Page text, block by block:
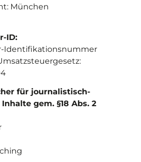
München
ID:
Identifikationsnummer
für journalistisch-
gem. §18 Abs. 2